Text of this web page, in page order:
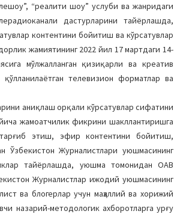
“реалити шоу” услуби ва жанридаги
дастурларини тайёрлашда,
контентини бойитиш ва кўрсатувлар
жамиятининг 2022 йил 17 мартдаги 14-
мўлжалланган қизиқарли ва креатив
телевизион форматлар ва
аниқлаш орқали кўрсатувлар сифатини
жамоатчилик фикрини шакллантиришга
этиш, эфир контентини бойитиш,
Ўзбекистон Журналистлари уюшмасининг
тайёрлашда, уюшма томонидан ОАВ
Журналистлар ижодий уюшмасининг
ва блогерлар учун маҳаллий ва хорижий
назарий-методологик ахборотларга урғу